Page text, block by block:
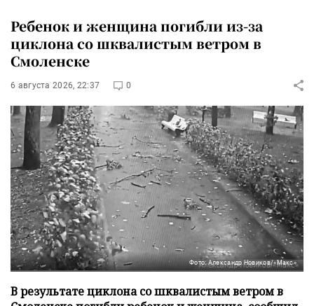
Ребенок и женщина погибли из-за
циклона со шквалистым ветром в
Смоленске
6 августа 2026, 22:37 0
Фото: Александр Новиков/«Макс»
В результате циклона со шквалистым ветром в